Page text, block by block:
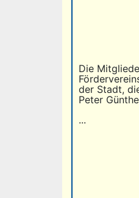
Die
der Stadt,
Peter
...